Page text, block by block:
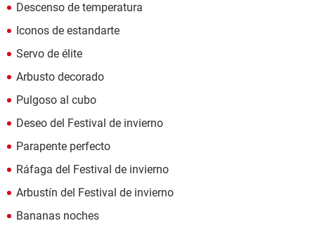
Descenso de temperatura
Iconos de estandarte
Servo de élite
Arbusto decorado
Pulgoso al cubo
Deseo del Festival de invierno
Parapente perfecto
Ráfaga del Festival de invierno
Arbustín del Festival de invierno
Bananas noches